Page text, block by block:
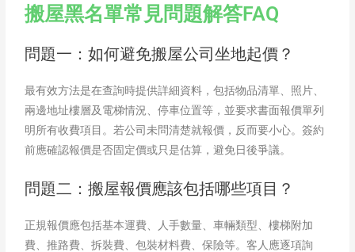
搬屋黑名單常見問題解答FAQ
問題一：如何避免搬屋公司坐地起價？
最有效方法是在查詢時提供詳細資料，包括物品清單、照片、
兩邊地址樓層及電梯情況、停車位置等，並要求書面報價單列
明所有收費項目。若公司未問清楚就報價，反而要小心。簽約
前應確認報價是否固定價或只是估算，避免日後爭議。
問題二：搬屋報價應該包括哪些項目？
正規報價應包括基本運費、人手數量、車輛類型、樓梯附加
費、推路費、拆裝費、包裝材料費、保險等。客人應逐項詢